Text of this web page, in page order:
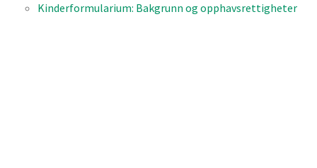
Kinderformularium: Bakgrunn og opphavsrettigheter